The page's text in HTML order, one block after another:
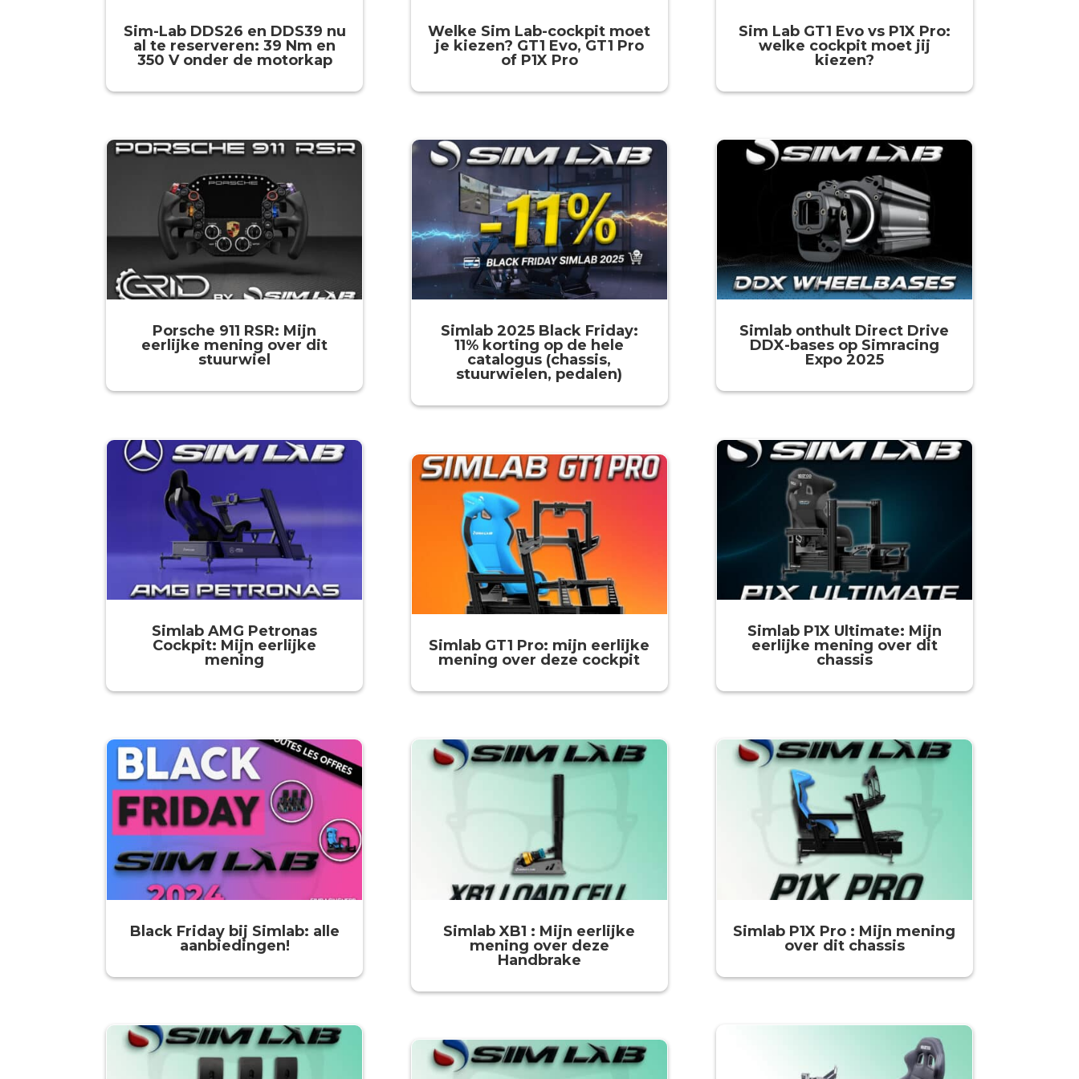
Sim-Lab DDS26 en DDS39 nu
al te reserveren: 39 Nm en
350 V onder de motorkap
Porsche 911 RSR: Mijn
eerlijke mening over dit
stuurwiel
Simlab AMG Petronas
Cockpit: Mijn eerlijke
mening
Black Friday bij Simlab: alle
aanbiedingen!
Welke Sim Lab-cockpit moet
je kiezen? GT1 Evo, GT1 Pro
of P1X Pro
Simlab 2025 Black Friday:
11% korting op de hele
catalogus (chassis,
stuurwielen, pedalen)
Simlab GT1 Pro: mijn eerlijke
mening over deze cockpit
Simlab XB1 : Mijn eerlijke
mening over deze
Handbrake
Sim Lab GT1 Evo vs P1X Pro:
welke cockpit moet jij
kiezen?
Simlab onthult Direct Drive
DDX-bases op Simracing
Expo 2025
Simlab P1X Ultimate: Mijn
eerlijke mening over dit
chassis
Simlab P1X Pro : Mijn mening
over dit chassis